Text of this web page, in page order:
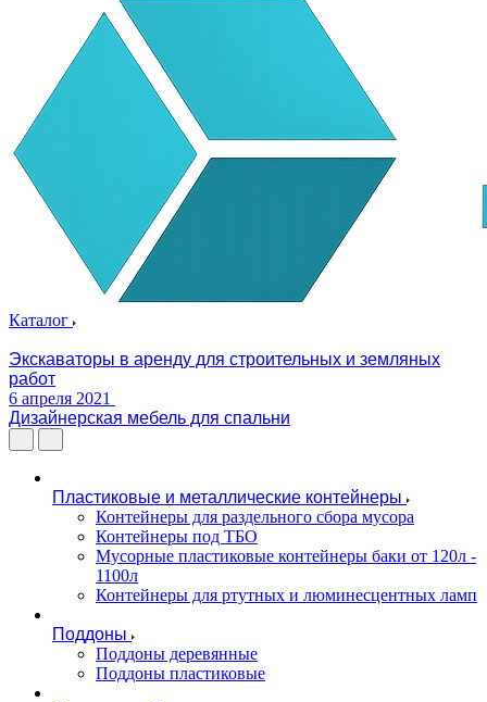
Каталог
Экскаваторы в аренду для строительных и земляных
работ
6 апреля 2021
Дизайнерская мебель для спальни
Пластиковые и металлические контейнеры
Контейнеры для раздельного сбора мусора
Контейнеры под ТБО
Мусорные пластиковые контейнеры баки от 120л -
1100л
Контейнеры для ртутных и люминесцентных ламп
Поддоны
Поддоны деревянные
Поддоны пластиковые